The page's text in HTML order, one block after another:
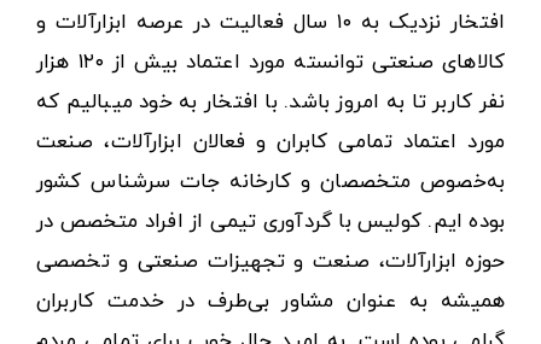
افتخار نزدیک به ۱۰ سال فعالیت در عرصه ابزارآلات و
کالاهای صنعتی توانسته مورد اعتماد بیش از ۱۲۰ هزار
نفر کاربر تا به امروز باشد. با افتخار به خود میبالیم که
مورد اعتماد تمامی کابران و فعالان ابزارآلات، صنعت
به‌خصوص متخصصان و کارخانه جات سرشناس کشور
بوده ایم. کولیس با گردآوری تیمی از افراد متخصص در
حوزه ابزارآلات، صنعت و تجهیزات صنعتی و تخصصی
همیشه به عنوان مشاور بی‌طرف در خدمت کاربران